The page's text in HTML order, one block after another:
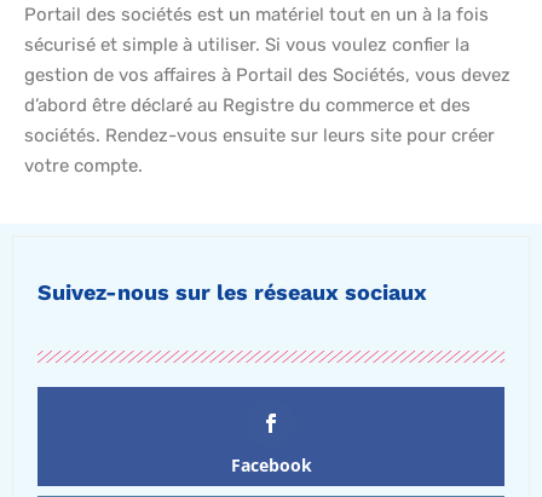
Portail des sociétés est un matériel tout en un à la fois
sécurisé et simple à utiliser. Si vous voulez confier la
gestion de vos affaires à Portail des Sociétés, vous devez
d’abord être déclaré au Registre du commerce et des
sociétés. Rendez-vous ensuite sur leurs site pour créer
votre compte.
Suivez-nous sur les réseaux sociaux
Facebook